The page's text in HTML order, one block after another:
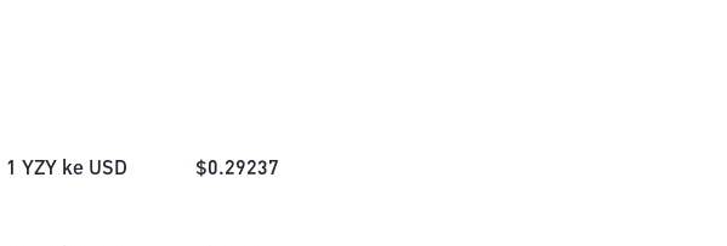
1 YZY ke USD $0.29237